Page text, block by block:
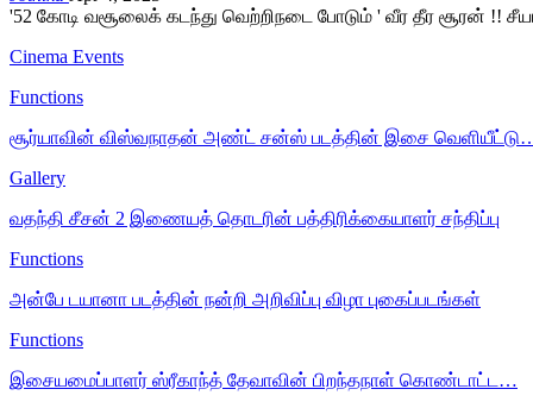
'52 கோடி வசூலைக் கடந்து வெற்றிநடை போடும் ' வீர தீர சூரன் !!
Cinema Events
Functions
சூர்யாவின் விஸ்வநாதன் அண்ட் சன்ஸ் படத்தின் இசை
Gallery
வதந்தி சீசன் 2 இணையத் தொடரின் பத்திரிக்கையாளர் சந்திப்பு
Functions
அன்பே டயானா படத்தின் நன்றி அறிவிப்பு விழா புகைப்படங்கள்
Functions
இசையமைப்பாளர் ஸ்ரீகாந்த் தேவாவின் பிறந்தநாள் கொண்டாட்ட…